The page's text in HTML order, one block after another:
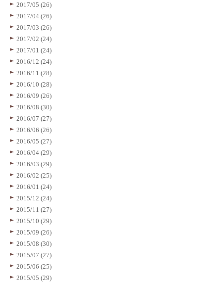
2017/05 (26)
2017/04 (26)
2017/03 (26)
2017/02 (24)
2017/01 (24)
2016/12 (24)
2016/11 (28)
2016/10 (28)
2016/09 (26)
2016/08 (30)
2016/07 (27)
2016/06 (26)
2016/05 (27)
2016/04 (29)
2016/03 (29)
2016/02 (25)
2016/01 (24)
2015/12 (24)
2015/11 (27)
2015/10 (29)
2015/09 (26)
2015/08 (30)
2015/07 (27)
2015/06 (25)
2015/05 (29)